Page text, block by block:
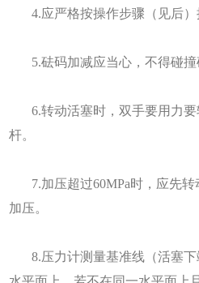
4.应严格按操作步骤（见后）
5.砝码加减应当心，不得碰撞
6.转动活塞时，双手要用力要
杆。
7.加压超过60MPa时，应先转
加压。
8.压力计测量基准线（活塞下